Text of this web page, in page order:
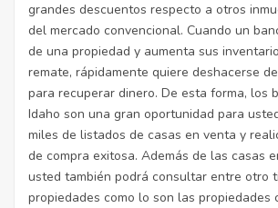
grandes descuentos respecto a otros
del mercado convencional. Cuando un
de una propiedad y aumenta sus
remate, rápidamente quiere deshacerse
para recuperar dinero. De esta forma, los
Idaho son una gran oportunidad para
miles de listados de casas en venta y
de compra exitosa. Además de las casas
usted también podrá consultar entre otro
propiedades como lo son las propiedades